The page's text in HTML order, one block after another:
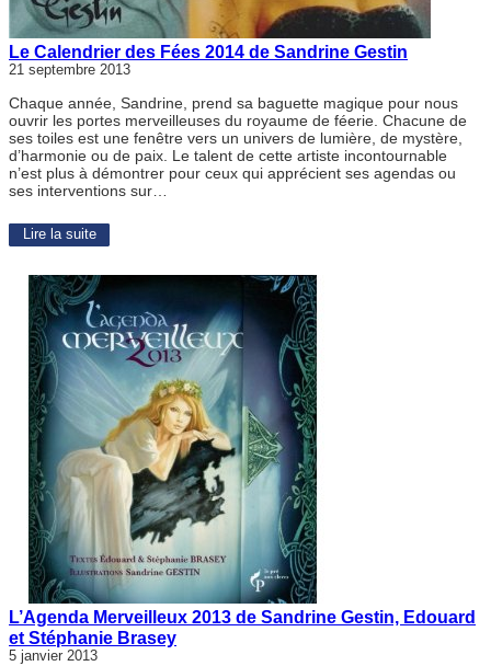
Le Calendrier des Fées 2014 de Sandrine Gestin
21 septembre 2013
Chaque année, Sandrine, prend sa baguette magique pour nous
ouvrir les portes merveilleuses du royaume de féerie. Chacune de
ses toiles est une fenêtre vers un univers de lumière, de mystère,
d’harmonie ou de paix. Le talent de cette artiste incontournable
n’est plus à démontrer pour ceux qui apprécient ses agendas ou
ses interventions sur…
Lire la suite
L’Agenda Merveilleux 2013 de Sandrine Gestin, Edouard
et Stéphanie Brasey
5 janvier 2013